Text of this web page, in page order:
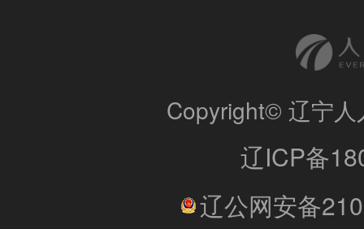
Copyright© 辽宁
辽ICP备
辽公网安备